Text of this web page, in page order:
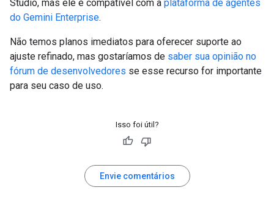
Studio, mas ele é compatível com a plataforma de agentes
do Gemini Enterprise.
Não temos planos imediatos para oferecer suporte ao
ajuste refinado, mas gostaríamos de saber sua opinião no
fórum de desenvolvedores se esse recurso for importante
para seu caso de uso.
Isso foi útil?
Envie comentários